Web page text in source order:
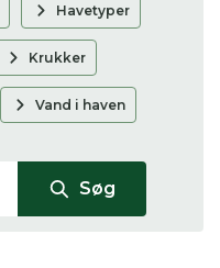
Havetyper
Krukker
Vand i haven
Søg